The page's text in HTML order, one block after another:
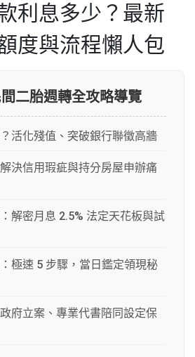
利息多少？最新
度與流程懶人包
二胎週轉全攻略導覽
活化殘值、突破銀行聯徵高牆
決信用瑕疵與持分房屋申辦痛
解密月息 2.5% 法定天花板與試
極速 5 步驟，當日鑑定領現秘
府立案、專業代書陪同設定保